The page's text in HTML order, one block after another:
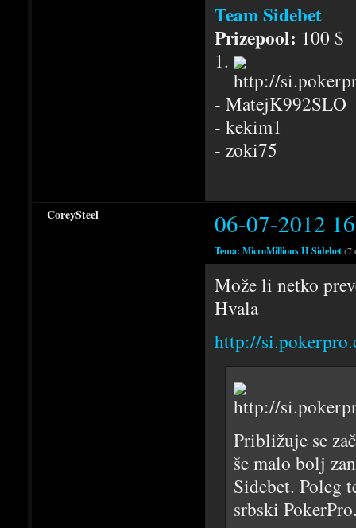
Team Sidebet
Prizepool: 100 $
1.
- MatejK992SLO
- kekim1
- zoki75
CoreySteel 06-07-2012
Tema: MicroMillions II Sidebet(7
Može li netko
Hvala
http://
Približuje se
še malo bolj
Sidebet. Poleg
srbski